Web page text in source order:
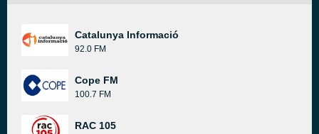
Catalunya Informació
92.0 FM
Cope FM
100.7 FM
RAC 105